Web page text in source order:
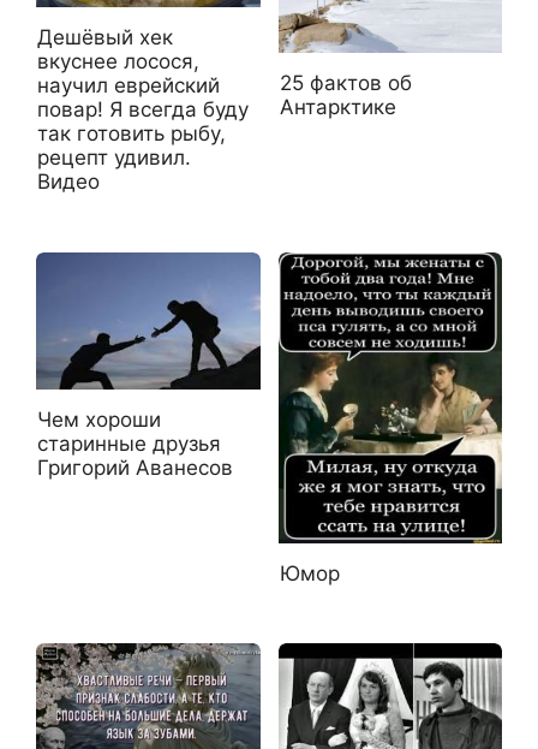
Дешёвый хек
вкуснее лосося,
научил еврейский
повар! Я всегда буду
так готовить рыбу,
рецепт удивил.
Видео
25 фактов об
Антарктике
Чем хороши
старинные друзья
Григорий Аванесов
Юмор